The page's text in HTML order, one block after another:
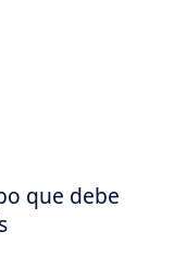
que debe